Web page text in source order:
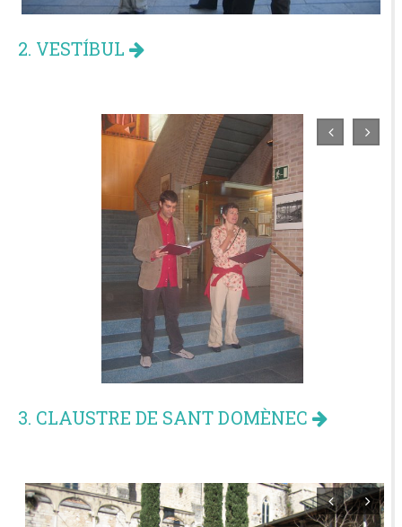
2. VESTÍBUL
3. CLAUSTRE DE SANT DOMÈNEC